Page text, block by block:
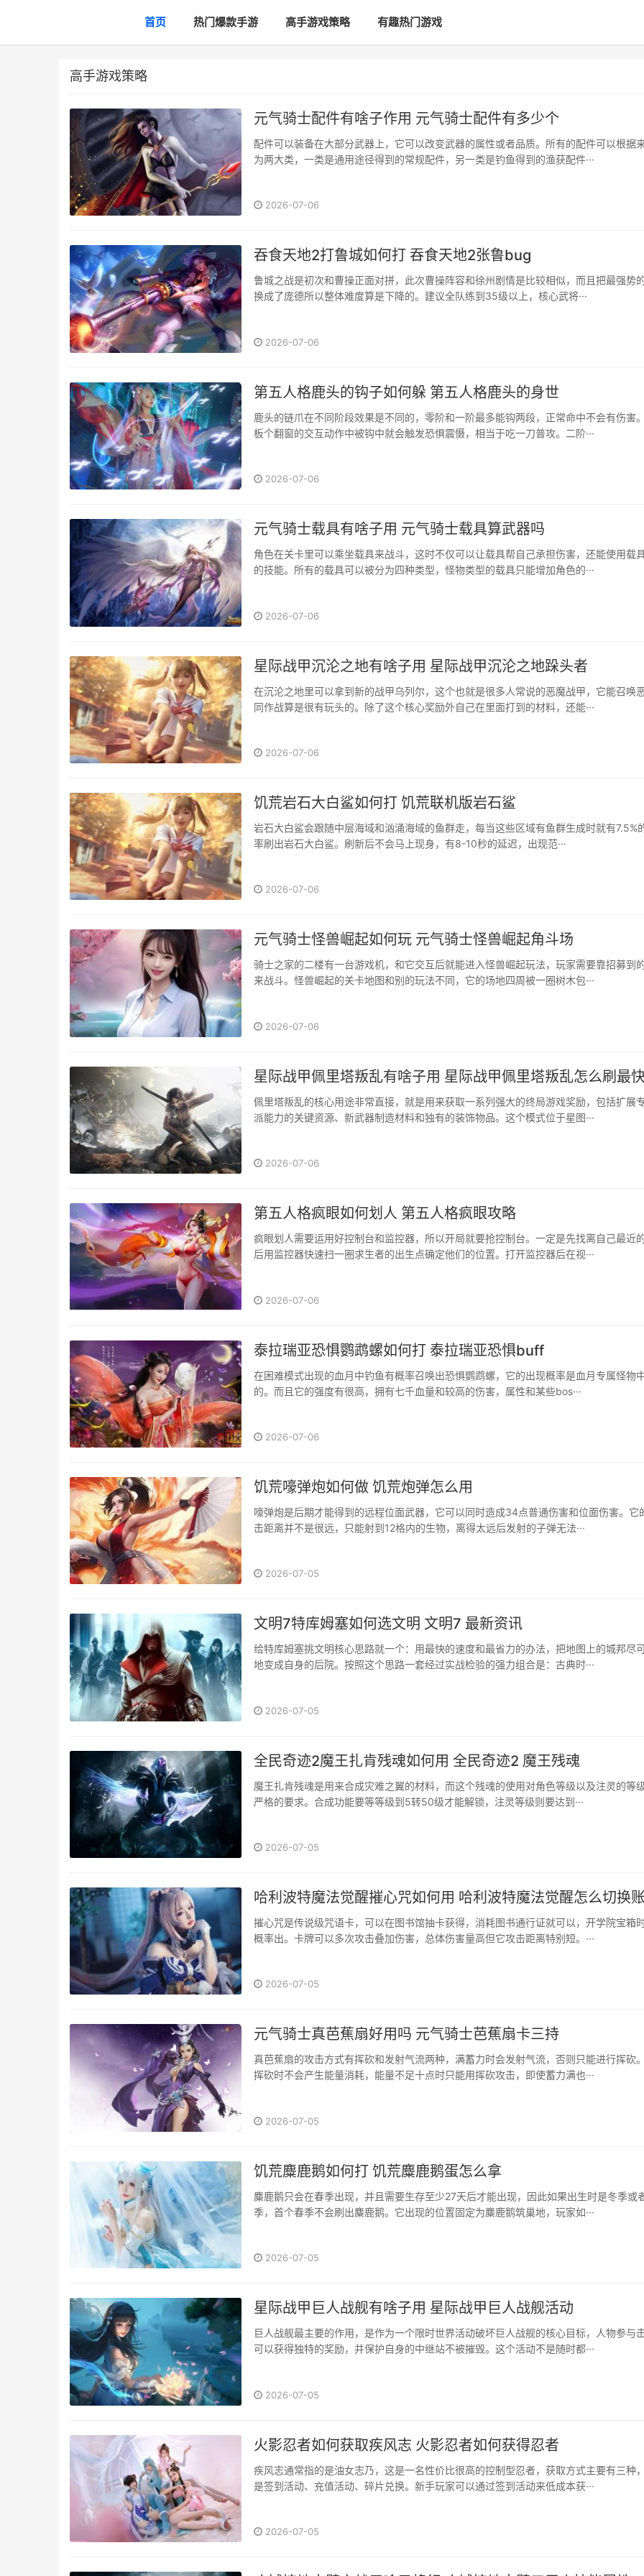
首页 热门爆款手游 高手游戏策略 有趣热门游戏
高手游戏策略
元气骑士配件有啥子作用 元气骑士配件有多少个
配件可以装备在大部分武器上，它可以改变武器的属性或者品质。所有的配件可以根据
为两大类，一类是通用途径得到的常规配件，另一类是钓鱼得到的渔获配件···
2026-07-06
吞食天地2打鲁城如何打 吞食天地2张鲁bug
鲁城之战是初次和曹操正面对拼，此次曹操阵容和徐州剧情是比较相似，而且把最强势
换成了庞德所以整体难度算是下降的。建议全队练到35级以上，核心武将···
2026-07-06
第五人格鹿头的钩子如何躲 第五人格鹿头的身世
鹿头的链爪在不同阶段效果是不同的，零阶和一阶最多能钩两段，正常命中不会有伤害
板个翻窗的交互动作中被钩中就会触发恐惧震慑，相当于吃一刀普攻。二阶···
2026-07-06
元气骑士载具有啥子用 元气骑士载具算武器吗
角色在关卡里可以乘坐载具来战斗，这时不仅可以让载具帮自己承担伤害，还能使用载
的技能。所有的载具可以被分为四种类型，怪物类型的载具只能增加角色的···
2026-07-06
星际战甲沉沦之地有啥子用 星际战甲沉沦之地跺头者
在沉沦之地里可以拿到新的战甲乌列尔，这个也就是很多人常说的恶魔战甲，它能召唤
同作战算是很有玩头的。除了这个核心奖励外自己在里面打到的材料，还能···
2026-07-06
饥荒岩石大白鲨如何打 饥荒联机版岩石鲨
岩石大白鲨会跟随中层海域和汹涌海域的鱼群走，每当这些区域有鱼群生成时就有7.5%
率刷出岩石大白鲨。刷新后不会马上现身，有8-10秒的延迟，出现范···
2026-07-06
元气骑士怪兽崛起如何玩 元气骑士怪兽崛起角斗场
骑士之家的二楼有一台游戏机，和它交互后就能进入怪兽崛起玩法，玩家需要靠招募到
来战斗。怪兽崛起的关卡地图和别的玩法不同，它的场地四周被一圈树木包···
2026-07-06
星际战甲佩里塔叛乱有啥子用 星际战甲佩里塔叛乱怎么刷最
佩里塔叛乱的核心用途非常直接，就是用来获取一系列强大的终局游戏奖励，包括扩展
派能力的关键资源、新武器制造材料和独有的装饰物品。这个模式位于星图···
2026-07-06
第五人格疯眼如何划人 第五人格疯眼攻略
疯眼划人需要运用好控制台和监控器，所以开局就要抢控制台。一定是先找离自己最近
后用监控器快速扫一圈求生者的出生点确定他们的位置。打开监控器后在视···
2026-07-06
泰拉瑞亚恐惧鹦鹉螺如何打 泰拉瑞亚恐惧buff
在困难模式出现的血月中钓鱼有概率召唤出恐惧鹦鹉螺，它的出现概率是血月专属怪物
的。而且它的强度有很高，拥有七千血量和较高的伤害，属性和某些bos···
2026-07-06
饥荒嚎弹炮如何做 饥荒炮弹怎么用
嚎弹炮是后期才能得到的远程位面武器，它可以同时造成34点普通伤害和位面伤害。它
击距离并不是很远，只能射到12格内的生物，离得太远后发射的子弹无法···
2026-07-05
文明7特库姆塞如何选文明 文明7 最新资讯
给特库姆塞挑文明核心思路就一个：用最快的速度和最省力的办法，把地图上的城邦尽
地变成自身的后院。按照这个思路一套经过实战检验的强力组合是：古典时···
2026-07-05
全民奇迹2魔王扎肯残魂如何用 全民奇迹2 魔王残魂
魔王扎肯残魂是用来合成灾难之翼的材料，而这个残魂的使用对角色等级以及注灵的等
严格的要求。合成功能要等等级到5转50级才能解锁，注灵等级则要达到···
2026-07-05
哈利波特魔法觉醒摧心咒如何用 哈利波特魔法觉醒怎么切换
摧心咒是传说级咒语卡，可以在图书馆抽卡获得，消耗图书通行证就可以，开学院宝箱
概率出。卡牌可以多次攻击叠加伤害，总体伤害量高但它攻击距离特别短。···
2026-07-05
元气骑士真芭蕉扇好用吗 元气骑士芭蕉扇卡三持
真芭蕉扇的攻击方式有挥砍和发射气流两种，满蓄力时会发射气流，否则只能进行挥砍
挥砍时不会产生能量消耗，能量不足十点时只能用挥砍攻击，即使蓄力满也···
2026-07-05
饥荒麋鹿鹅如何打 饥荒麋鹿鹅蛋怎么拿
麋鹿鹅只会在春季出现，并且需要生存至少27天后才能出现，因此如果出生时是冬季或
季，首个春季不会刷出麋鹿鹅。它出现的位置固定为麋鹿鹅筑巢地，玩家如···
2026-07-05
星际战甲巨人战舰有啥子用 星际战甲巨人战舰活动
巨人战舰最主要的作用，是作为一个限时世界活动破坏巨人战舰的核心目标，人物参与
可以获得独特的奖励，并保护自身的中继站不被摧毁。这个活动不是随时都···
2026-07-05
火影忍者如何获取疾风志 火影忍者如何获得忍者
疾风志通常指的是油女志乃，这是一名性价比很高的控制型忍者，获取方式主要有三种
是签到活动、充值活动、碎片兑换。新手玩家可以通过签到活动来低成本获···
2026-07-05